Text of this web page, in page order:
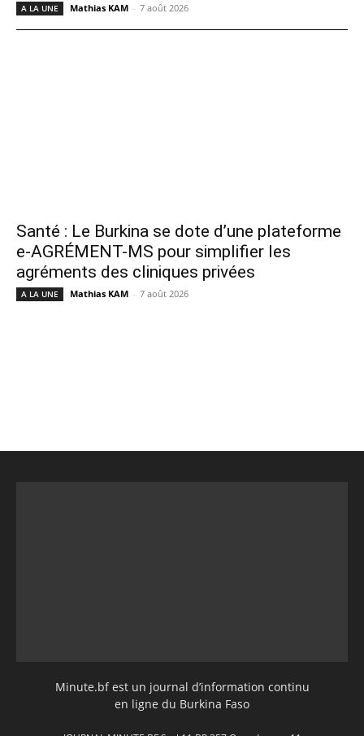
A LA UNE Mathias KAM - 7 août 2026
Santé : Le Burkina se dote d’une plateforme
e-AGRÉMENT-MS pour simplifier les
agréments des cliniques privées
A LA UNE Mathias KAM - 7 août 2026
Minute.bf est un journal d’information continu
en ligne du Burkina Faso